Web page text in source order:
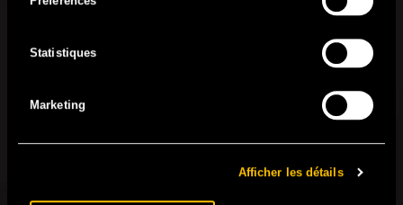
Statistiques
Marketing
Afficher les détails